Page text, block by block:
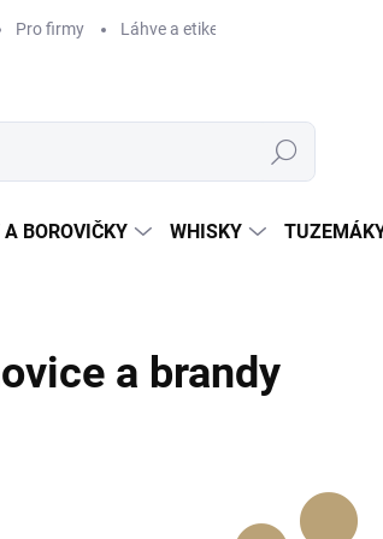
Pro firmy Láhve a etikety na míru
Hledat
BOROVIČKY WHISKY
a brandy